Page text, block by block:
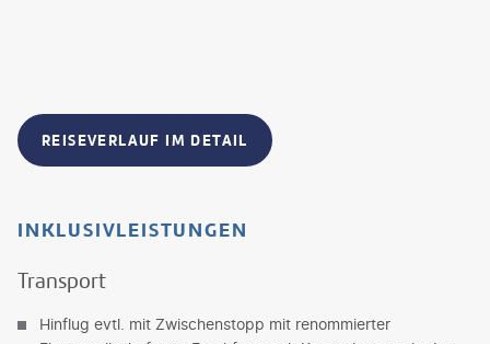
REISEVERLAUF IM DETAIL
INKLUSIVLEISTUNGEN
Transport
Hinflug evtl. mit Zwischenstopp mit renommierter